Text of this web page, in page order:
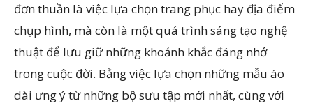
đơn thuần là việc lựa chọn trang phục hay địa điểm
chụp hình, mà còn là một quá trình sáng tạo nghệ
thuật để lưu giữ những khoảnh khắc đáng nhớ
trong cuộc đời. Bằng việc lựa chọn những mẫu áo
dài ưng ý từ những bộ sưu tập mới nhất, cùng với